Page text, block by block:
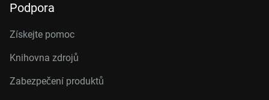
Podpora
Získejte pomoc
Knihovna zdrojů
Zabezpečení produktů